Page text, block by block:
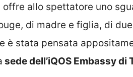
offre allo spettatore uno
di madre e figlia, di
è stata pensata
sede dell’iQOS Embassy di